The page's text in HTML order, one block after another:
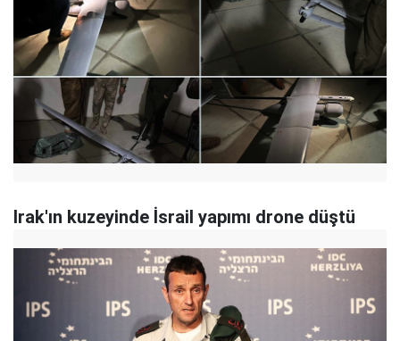
Irak'ın kuzeyinde İsrail yapımı drone düştü